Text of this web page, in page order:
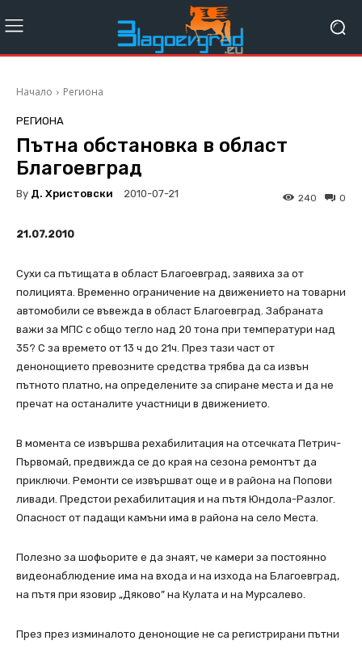
Начало Региона
РЕГИОНА
Пътна обстановка в област
Благоевград
By Д. Христовски 2010-07-21 0
240
21.07.2010
Сухи са пътищата в област Благоевград, заявиха за от
полицията. Временно ограничение на движението на товарни
автомобили се въвежда в област Благоевград. Забраната
важи за МПС с общо тегло над 20 тона при температури над
35? С за времето от 13 ч до 21ч. През тази част от
денонощието превозните средства трябва да са извън
пътното платно, на определените за спиране места и да не
пречат на останалите участници в движението.
В момента се извършва рехабилитация на отсечката Петрич-
Първомай, предвижда се до края на сезона ремонтът да
приключи. Ремонти се извършват още и в района на Попови
ливади. Предстои рехабилитация и на пътя Юндола-Разлог.
Опасност от падащи камъни има в района на село Места.
Полезно за шофьорите е да знаят, че камери за постоянно
видеонаблюдение има на входа и на изхода на Благоевград,
на пътя при язовир „Дяково” на Кулата и на Мурсалево.
През през изминалото денонощие не са регистрирани пътни